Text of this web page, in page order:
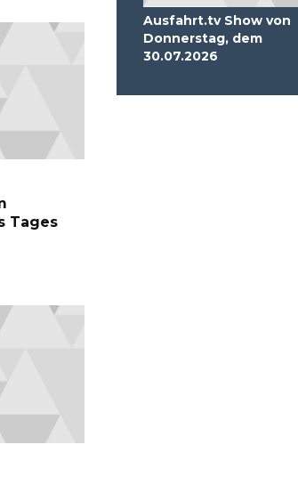
Tages
Ausfahrt.tv Show von
Donnerstag, dem
30.07.2026